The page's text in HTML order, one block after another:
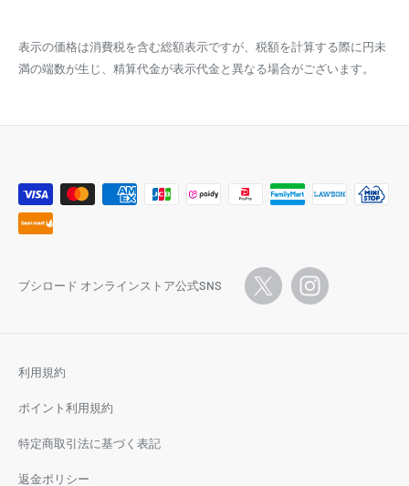
表示の価格は消費税を含む総額表示ですが、税額を計算する際に円未
満の端数が生じ、精算代金が表示代金と異なる場合がございます。
ブシロード オンラインストア公式SNS
利用規約
ポイント利用規約
特定商取引法に基づく表記
返金ポリシー